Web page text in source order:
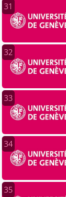
31
32
33
34
35